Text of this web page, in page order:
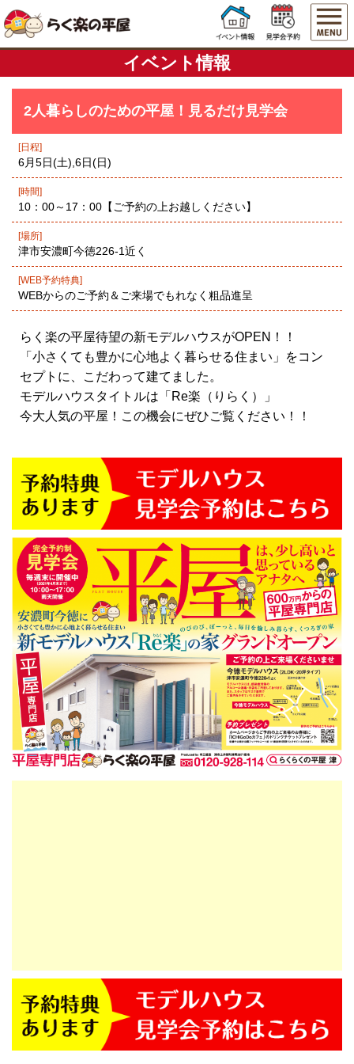
イベント情報
2人暮らしのための平屋！見るだけ見学会
[日程]
6月5日(土),6日(日)
[時間]
10：00～17：00【ご予約の上お越しください】
[場所]
津市安濃町今徳226-1近く
[WEB予約特典]
WEBからのご予約＆ご来場でもれなく粗品進呈
らく楽の平屋待望の新モデルハウスがOPEN！！
「小さくても豊かに心地よく暮らせる住まい」をコン
セプトに、こだわって建てました。
モデルハウスタイトルは「Re楽（りらく）」
今大人気の平屋！この機会にぜひご覧ください！！